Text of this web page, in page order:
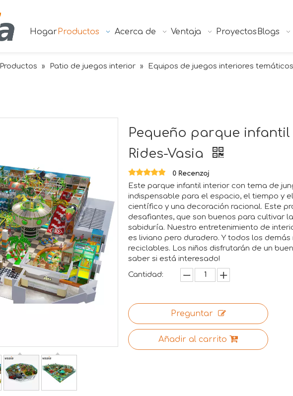
Hogar Productos Acerca de Ventaja Proyectos Blogs
Productos » Patio de juegos interior » Equipos de juegos interiores temáticos
Pequeño parque
Rides-Vasia
0 Recenzoj
Este parque infantil interior con tema de
indispensable para el espacio, el tiempo y
científico y una decoración racional. Este
desafiantes, que son buenos para cultivar
sabiduría. Nuestro entretenimiento de
es liviano pero duradero. Y todos los
reciclables. Los niños disfrutarán de un
saber si está interesado!
Cantidad:
Preguntar
Añadir al carrito